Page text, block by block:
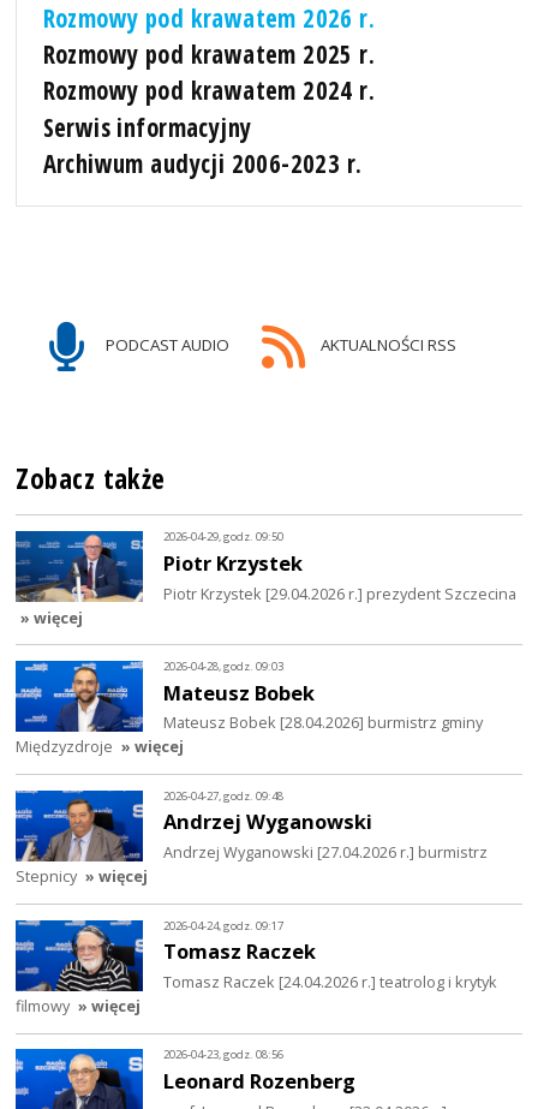
Rozmowy pod krawatem 2026 r.
Rozmowy pod krawatem 2025 r.
Rozmowy pod krawatem 2024 r.
Serwis informacyjny
Archiwum audycji 2006-2023 r.
PODCAST AUDIO AKTUALNOŚCI RSS
Zobacz także
2026-04-29, godz. 09:50
Piotr Krzystek
Piotr Krzystek [29.04.2026 r.] prezydent Szczecina
» więcej
2026-04-28, godz. 09:03
Mateusz Bobek
Mateusz Bobek [28.04.2026] burmistrz gminy
Międzyzdroje » więcej
2026-04-27, godz. 09:48
Andrzej Wyganowski
Andrzej Wyganowski [27.04.2026 r.] burmistrz
Stepnicy » więcej
2026-04-24, godz. 09:17
Tomasz Raczek
Tomasz Raczek [24.04.2026 r.] teatrolog i krytyk
filmowy » więcej
2026-04-23, godz. 08:56
Leonard Rozenberg